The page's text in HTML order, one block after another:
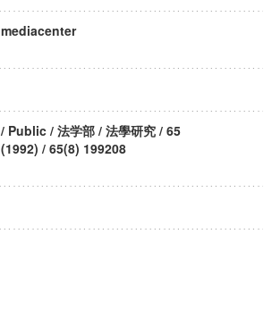
mediacenter
/ Public / 法学部 / 法學研究 / 65
(1992) / 65(8) 199208